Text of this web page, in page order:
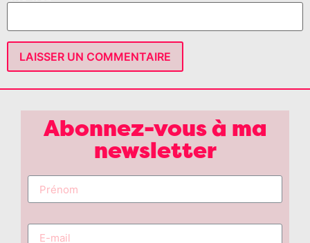
Abonnez-vous à ma
newsletter